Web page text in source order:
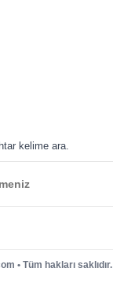
kelime ara.
• Tüm hakları saklıdır.